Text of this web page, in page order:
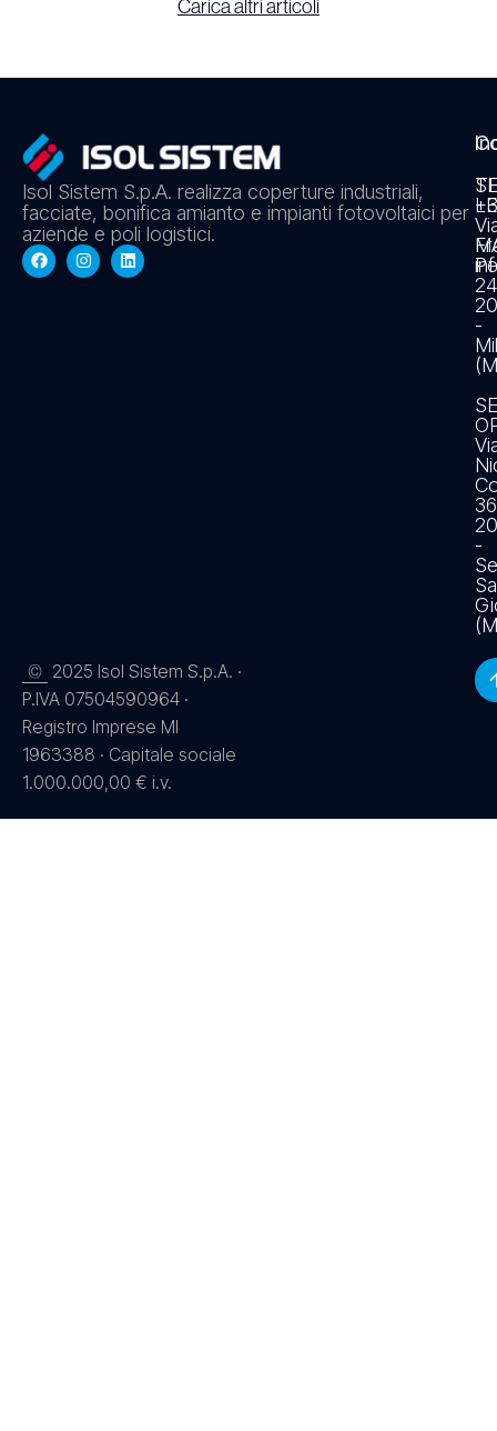
Carica altri articoli
Isol Sistem S.p.A. realizza coperture industriali,
facciate, bonifica amianto e impianti fotovoltaici per
aziende e poli logistici.
24
-
36
-
© 2025 Isol Sistem S.p.A. ·
P.IVA 07504590964 ·
Registro Imprese MI
1963388 · Capitale sociale
1.000.000,00 € i.v.